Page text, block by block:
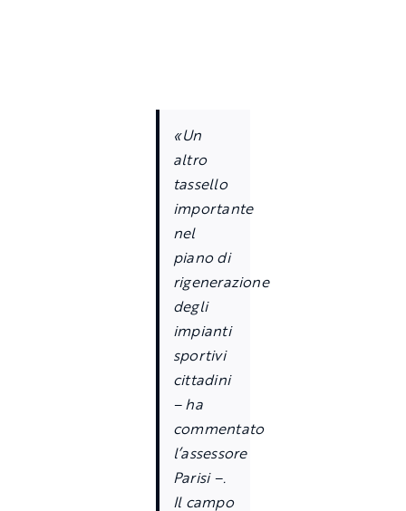
«Un
altro
tassello
importante
nel
piano di
rigenerazione
degli
impianti
sportivi
cittadini
– ha
commentato
l’assessore
Parisi –.
Il campo